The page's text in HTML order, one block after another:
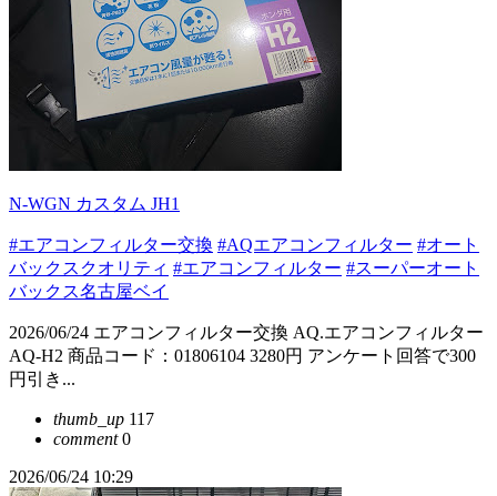
N-WGN カスタム JH1
#エアコンフィルター交換 #AQエアコンフィルター #オート
バックスクオリティ #エアコンフィルター #スーパーオート
バックス名古屋ベイ
2026/06/24 エアコンフィルター交換 AQ.エアコンフィルター
AQ-H2 商品コード：01806104 3280円 アンケート回答で300
円引き...
thumb_up 117
comment0
2026/06/24 10:29